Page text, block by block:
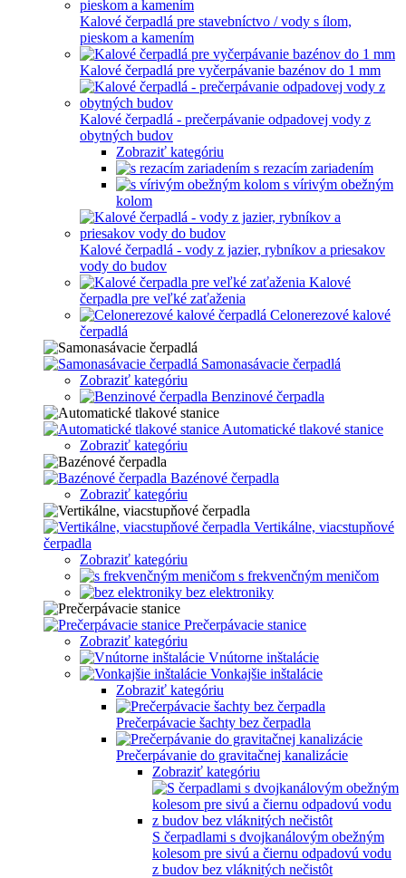
Kalové čerpadlá pre stavebníctvo / vody s ílom,
pieskom a kamením
Kalové čerpadlá pre vyčerpávanie bazénov do 1 mm
Kalové čerpadlá - prečerpávanie odpadovej vody z
obytných budov
Zobraziť kategóriu
s rezacím zariadením
s vírivým obežným
kolom
Kalové čerpadlá - vody z jazier, rybníkov a priesakov
vody do budov
Kalové
čerpadla pre veľké zaťaženia
Celonerezové kalové
čerpadlá
Samonasávacie čerpadlá
Zobraziť kategóriu
Benzinové čerpadla
Automatické tlakové stanice
Zobraziť kategóriu
Bazénové čerpadla
Zobraziť kategóriu
Vertikálne, viacstupňové
čerpadla
Zobraziť kategóriu
s frekvenčným meničom
bez elektroniky
Prečerpávacie stanice
Zobraziť kategóriu
Vnútorne inštalácie
Vonkajšie inštalácie
Zobraziť kategóriu
Prečerpávacie šachty bez čerpadla
Prečerpávanie do gravitačnej kanalizácie
Zobraziť kategóriu
S čerpadlami s dvojkanálovým obežným
kolesom pre sivú a čiernu odpadovú vodu
z budov bez vláknitých nečistôt